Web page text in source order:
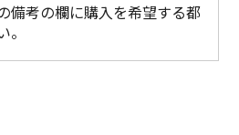
備考の欄に購入を希望する都